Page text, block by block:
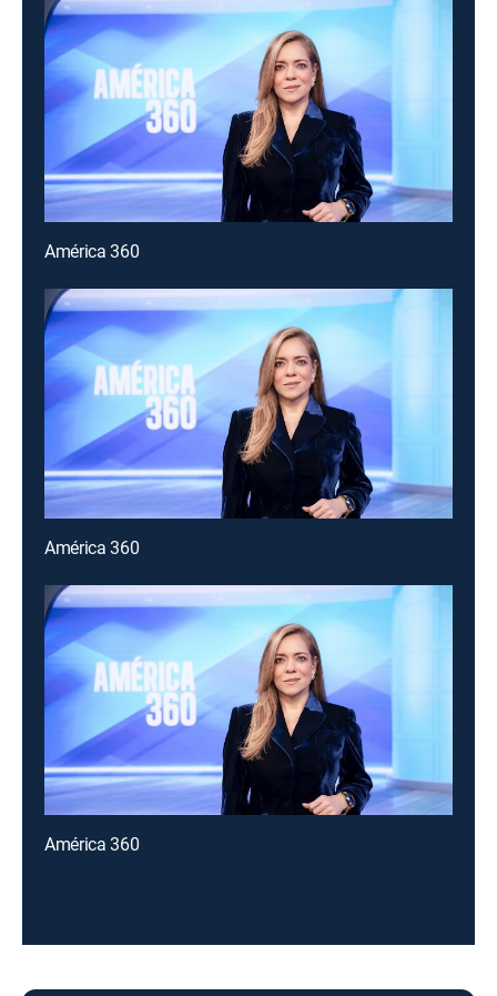
América 360
América 360
América 360